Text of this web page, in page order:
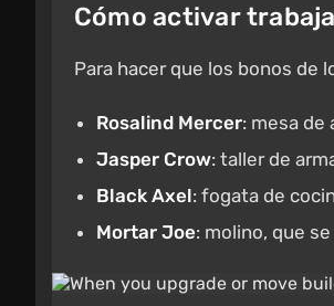
Cómo activar
Para hacer que los bonos de
Rosalind Mercer: mesa de
Jasper Crow: taller de
Black Axel: fogata de
Mortar Joe: molino, que